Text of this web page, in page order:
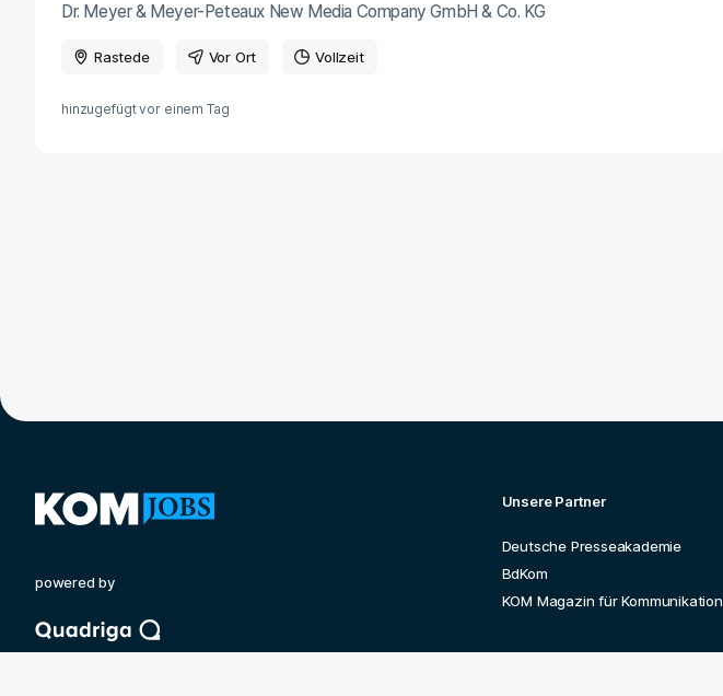
Dr. Meyer & Meyer-Peteaux New Media Company GmbH & Co. KG
Rastede Vor Ort Vollzeit
hinzugefügt vor einem Tag
powered by
Unsere Partner
Deutsche Presseakademie
BdKom
KOM Magazin für Kommunikation